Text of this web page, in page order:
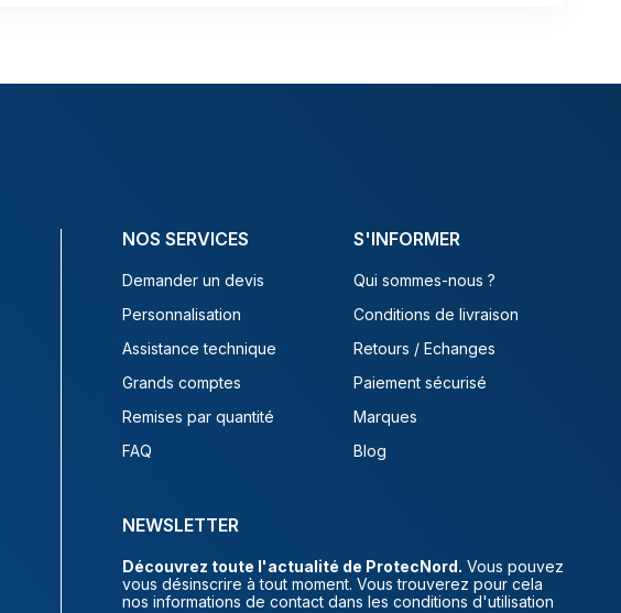
NOS SERVICES
Demander un devis
Personnalisation
Assistance technique
Grands comptes
Remises par quantité
FAQ
S'INFORMER
Qui sommes-nous ?
Conditions de livraison
Retours / Echanges
Paiement sécurisé
Marques
Blog
NEWSLETTER
Découvrez toute l'actualité de ProtecNord. Vous pouvez
vous désinscrire à tout moment. Vous trouverez pour cela
nos informations de contact dans les conditions d'utilisation